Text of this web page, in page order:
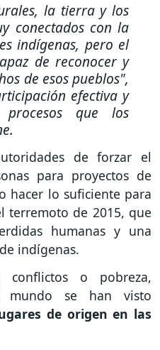
la tierra y los
conectados con la
indígenas, pero el
de reconocer y
de esos pueblos",
efectiva y
que los
de forzar el
para proyectos de
hacer lo suficiente para
terremoto de 2015, que
humanas y una
indígenas.
conflictos o pobreza,
se han visto
de origen en las